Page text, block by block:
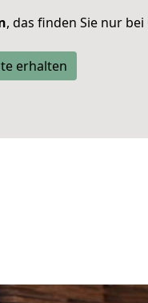
, das finden Sie nur bei
erhalten